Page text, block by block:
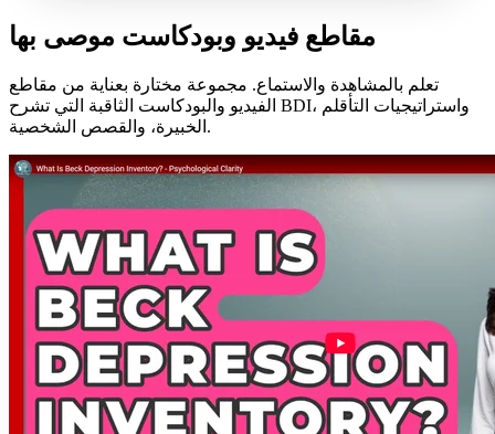
مقاطع فيديو وبودكاست موصى بها
تعلم بالمشاهدة والاستماع. مجموعة مختارة بعناية من مقاطع
الفيديو والبودكاست الثاقبة التي تشرح BDI، واستراتيجيات التأقلم
الخبيرة، والقصص الشخصية.